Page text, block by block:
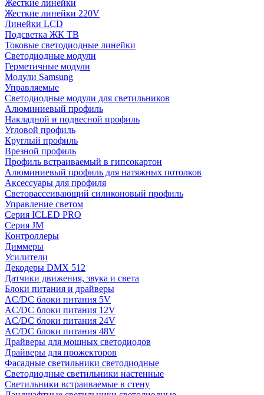
Жесткие линейки
Жесткие линейки 220V
Линейки LCD
Подсветка ЖК ТВ
Токовые светодиодные линейки
Светодиодные модули
Герметичные модули
Модули Samsung
Управляемые
Светодиодные модули для светильников
Алюминиевый профиль
Накладной и подвесной профиль
Угловой профиль
Круглый профиль
Врезной профиль
Профиль встраиваемый в гипсокартон
Алюминиевый профиль для натяжных потолков
Аксессуары для профиля
Светорассеивающий силиконовый профиль
Управление светом
Серия ICLED PRO
Серия JM
Контроллеры
Диммеры
Усилители
Декодеры DMX 512
Датчики движения, звука и света
Блоки питания и драйверы
AC/DC блоки питания 5V
AC/DC блоки питания 12V
AC/DC блоки питания 24V
AC/DC блоки питания 48V
Драйверы для мощных светодиодов
Драйверы для прожекторов
Фасадные светильники светодиодные
Светодиодные светильники настенные
Светильники встраиваемые в стену